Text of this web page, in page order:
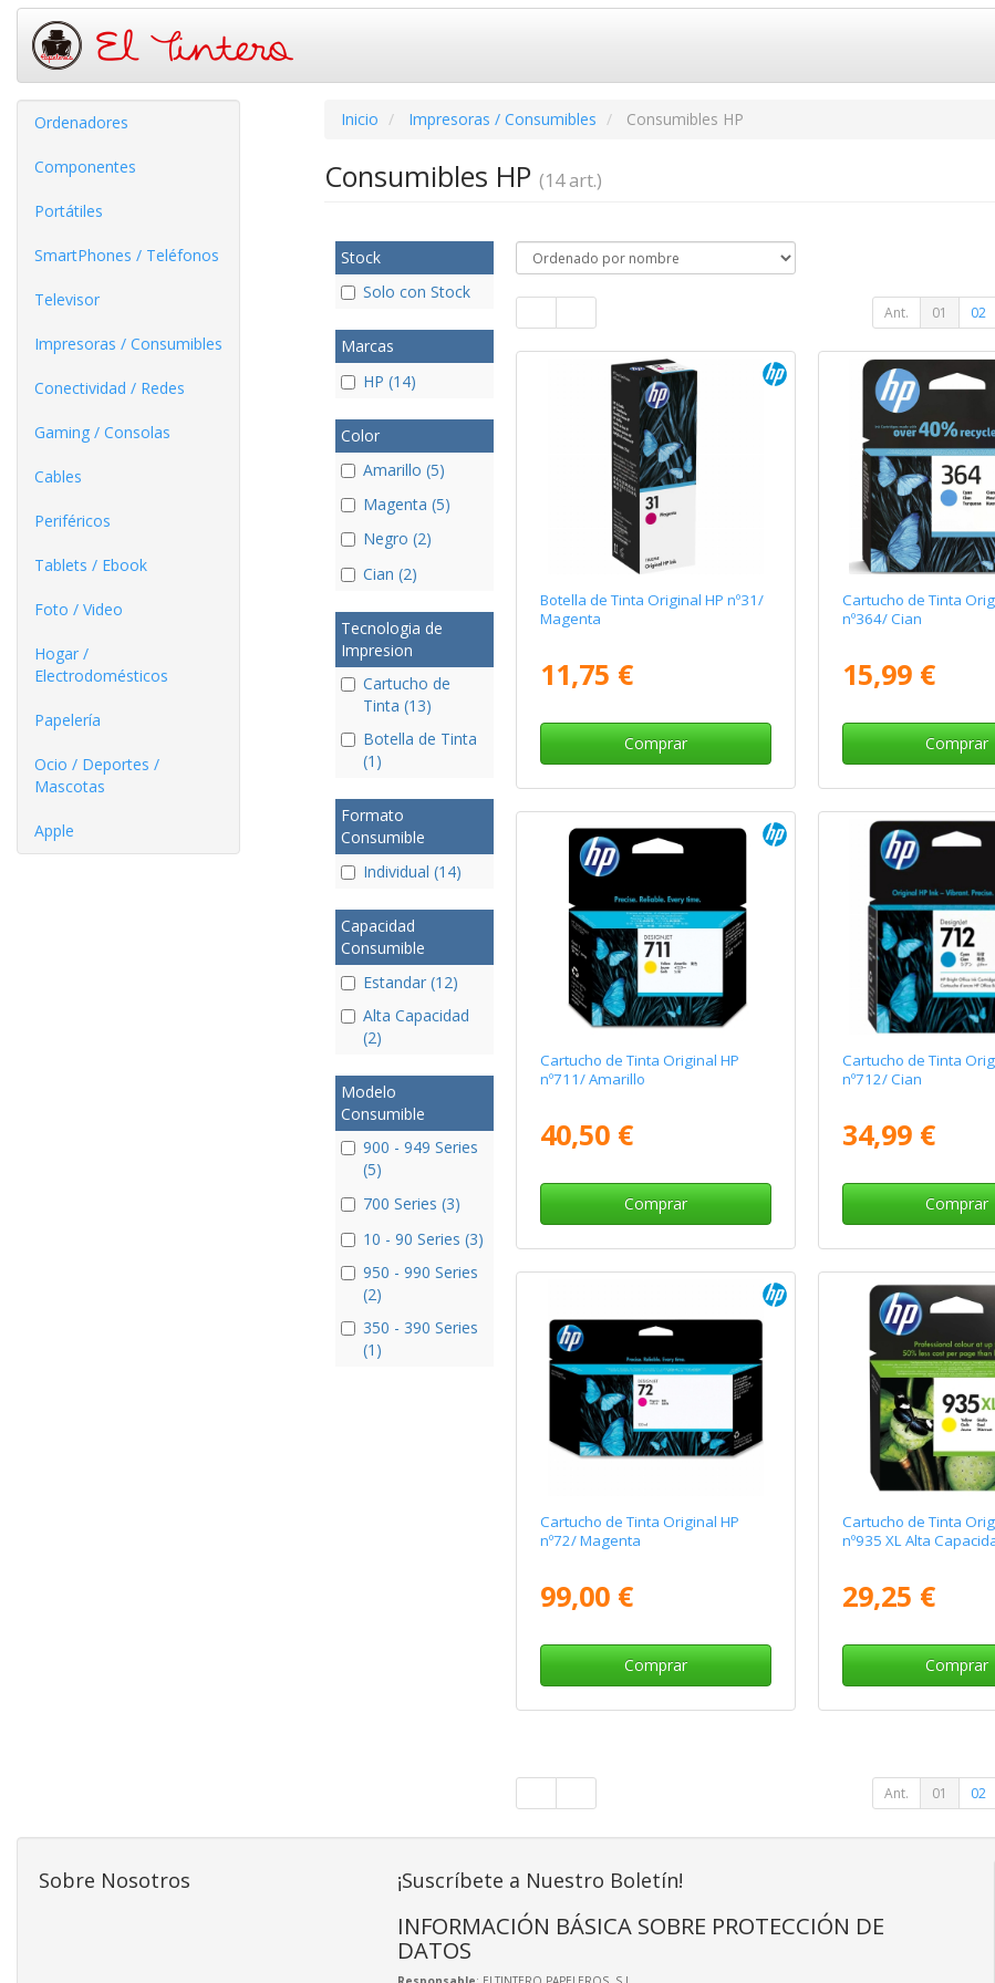
Ordenadores
Componentes
Portátiles
SmartPhones / Teléfonos
Televisor
Impresoras / Consumibles
Conectividad / Redes
Gaming / Consolas
Cables
Periféricos
Tablets / Ebook
Foto / Video
Hogar /
Electrodomésticos
Papelería
Ocio / Deportes /
Mascotas
Apple
Inicio Impresoras / Consumibles Consumibles HP
Consumibles HP (14 art.)
Stock
Solo con Stock
Marcas
HP (14)
Color
Amarillo (5)
Magenta (5)
Negro (2)
Cian (2)
Tecnologia de
Impresion
Cartucho de
Tinta (13)
Botella de Tinta
(1)
Formato
Consumible
Individual (14)
Capacidad
Consumible
Estandar (12)
Alta Capacidad
(2)
Modelo
Consumible
900 - 949 Series
(5)
700 Series (3)
10 - 90 Series (3)
950 - 990 Series
(2)
350 - 390 Series
(1)
Ant. 01 02
Botella de Tinta Original HP nº31/
Magenta
11,75 €
Comprar
Cartucho de Tinta
nº364/ Cian
15,99 €
Comprar
Cartucho de Tinta Original HP
nº711/ Amarillo
40,50 €
Comprar
Cartucho de Tinta
nº712/ Cian
34,99 €
Comprar
Cartucho de Tinta Original HP
nº72/ Magenta
99,00 €
Comprar
Cartucho de Tinta
nº935 XL Alta
29,25 €
Comprar
Ant. 01 02
Sobre Nosotros ¡Suscríbete a Nuestro Boletín!
INFORMACIÓN BÁSICA SOBRE PROTECCIÓN DE
DATOS